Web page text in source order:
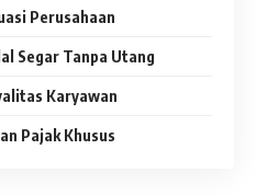
Perusahaan
Segar Tanpa Utang
Karyawan
Pajak Khusus